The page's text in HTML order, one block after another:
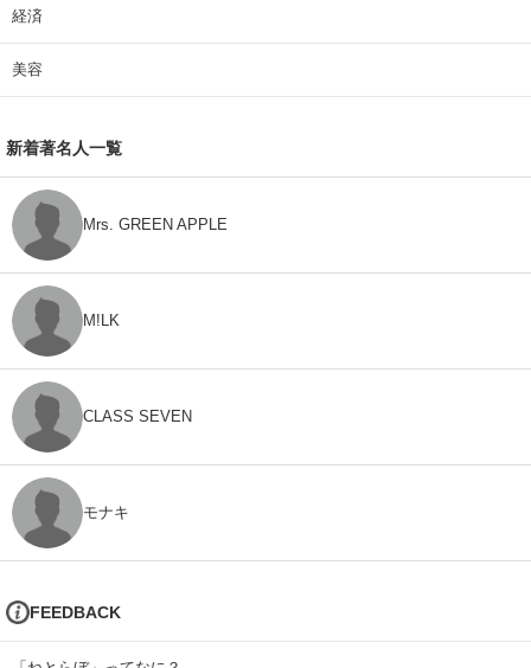
経済
美容
新着著名人一覧
Mrs. GREEN APPLE
M!LK
CLASS SEVEN
モナキ
FEEDBACK